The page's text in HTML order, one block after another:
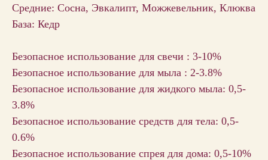
Средние: Сосна, Эвкалипт, Можжевельник, Клюква
База: Кедр
Безопасное использование для свечи : 3-10%
Безопасное использование для мыла : 2-3.8%
Безопасное использование для жидкого мыла: 0,5-
3.8%
Безопасное использование средств для тела: 0,5-
0.6%
Безопасное использование спрея для дома: 0,5-10%